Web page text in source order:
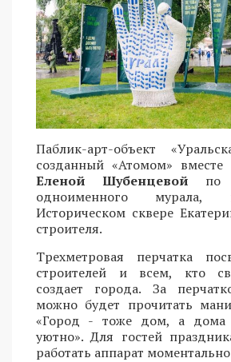
Паблик-арт-объект
созданный «Атомом»
Еленой Шубенцевой по
одноименного мурала,
Историческом сквере
строителя.
Трехметровая перчатка
строителей и всем, кто
создает города. За
можно будет прочитать
«Город - тоже дом, а дома
уютно». Для гостей
работать аппарат